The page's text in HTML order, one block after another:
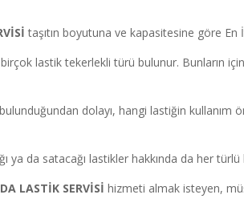
taşıtın boyutuna ve kapasitesine göre
lastik tekerlekli türü bulunur. Bunların
dolayı, hangi lastiğin
ya da satacağı lastikler hakkında da her türlü
DA LASTİK SERVİSİhizmeti almak isteyen,